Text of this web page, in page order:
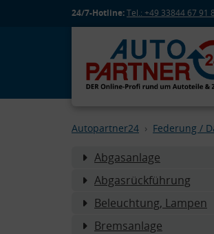
24/7-Hotline:Tel.: +49 33844 67 91
Autopartner24 Federung /
Abgasanlage
Abgasrückführung
Beleuchtung, Lampen
Bremsanlage